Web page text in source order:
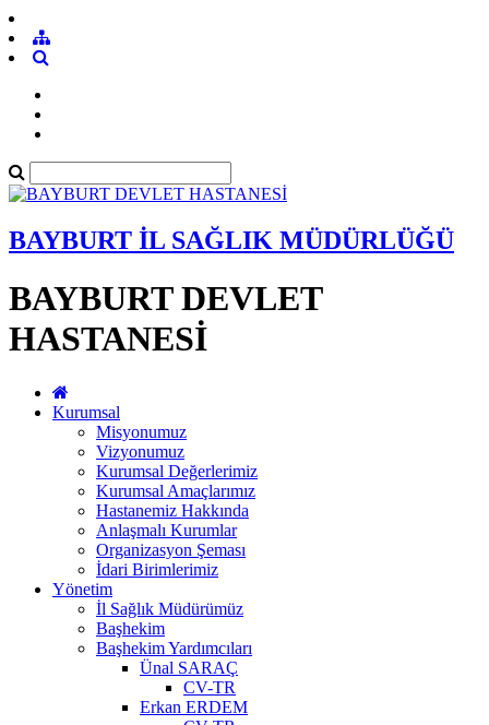
BAYBURT İL SAĞLIK MÜDÜRLÜĞÜ
BAYBURT DEVLET
HASTANESİ
Kurumsal
Misyonumuz
Vizyonumuz
Kurumsal Değerlerimiz
Kurumsal Amaçlarımız
Hastanemiz Hakkında
Anlaşmalı Kurumlar
Organizasyon Şeması
İdari Birimlerimiz
Yönetim
İl Sağlık Müdürümüz
Başhekim
Başhekim Yardımcıları
Ünal SARAÇ
CV-TR
Erkan ERDEM